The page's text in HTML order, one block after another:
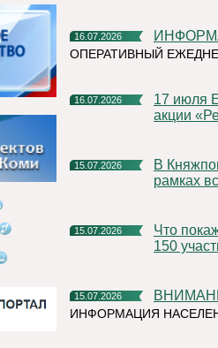
16.07.2026
ОПЕРАТИВНЫЙ
16.07.2026
17 июля Емва присоединится к Всероссийской экологической
акции
15.07.2026
В Княжпогостском округе продолжаются мероприятия в
рамках
15.07.2026
Что покажут на Коми ВДНХ? Организаторы ожидают более
150
15.07.2026
ИНФОРМАЦИЯ